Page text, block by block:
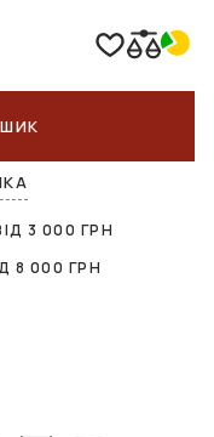
3 000 ГРН
8 000 ГРН